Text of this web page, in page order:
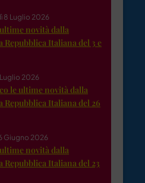
8 Luglio 2026
novità dalla
Repubblica Italiana del 3 e
2026
le ultime novità dalla
Repubblica Italiana del 26
Giugno 2026
novità dalla
Repubblica Italiana del 23